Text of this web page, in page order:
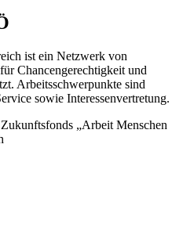
ist ein Netzwerk von
Chancengerechtigkeit und
Arbeitsschwerpunkte sind
sowie Interessenvertretung.
„Arbeit Menschen